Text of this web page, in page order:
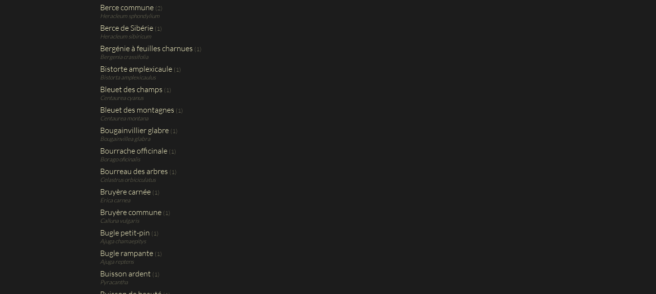
Berce commune (2)
Heracleum sphondylium
Berce de Sibérie (1)
Heracleum sibiricum
Bergénie à feuilles charnues (1)
Bergenia crassifolia
Bistorte amplexicaule (1)
Bistorta amplexicaulus
Bleuet des champs (1)
Centaurea cyanus
Bleuet des montagnes (1)
Centaurea montana
Bougainvillier glabre (1)
Bougainvillea glabra
Bourrache officinale (1)
Borago oficinalis
Bourreau des arbres (1)
Celastrus orbiciculatus
Bruyère carnée (1)
Erica carnea
Bruyère commune (1)
Calluna vulgaris
Bugle petit-pin (1)
Ajuga chamaepitys
Bugle rampante (1)
Ajuga reptens
Buisson ardent (1)
Pyracantha